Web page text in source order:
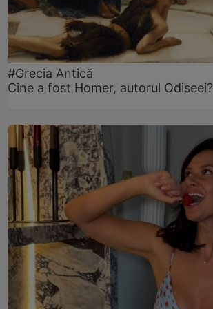
#Grecia Antică
Cine a fost Homer, autorul Odiseei?